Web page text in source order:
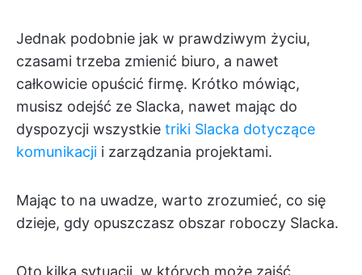
Jednak podobnie jak w prawdziwym życiu,
czasami trzeba zmienić biuro, a nawet
całkowicie opuścić firmę. Krótko mówiąc,
musisz odejść ze Slacka, nawet mając do
dyspozycji wszystkie triki Slacka dotyczące
komunikacji i zarządzania projektami.
Mając to na uwadze, warto zrozumieć, co się
dzieje, gdy opuszczasz obszar roboczy Slacka.
Oto kilka sytuacji, w których może zajść